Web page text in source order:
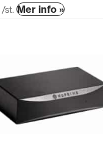
/st. Mer info »Den
varianter.
De
olika